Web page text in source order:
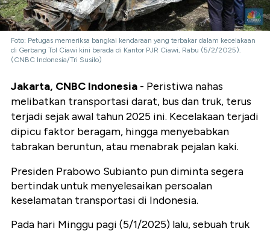
Foto: Petugas memeriksa bangkai kendaraan yang terbakar dalam kecelakaan
di Gerbang Tol Ciawi kini berada di Kantor PJR Ciawi, Rabu (5/2/2025).
(CNBC Indonesia/Tri Susilo)
Jakarta, CNBC Indonesia - Peristiwa nahas
melibatkan transportasi darat, bus dan truk, terus
terjadi sejak awal tahun 2025 ini. Kecelakaan terjadi
dipicu faktor beragam, hingga menyebabkan
tabrakan beruntun, atau menabrak pejalan kaki.
Presiden Prabowo Subianto pun diminta segera
bertindak untuk menyelesaikan persoalan
keselamatan transportasi di Indonesia.
Pada hari Minggu pagi (5/1/2025) lalu, sebuah truk